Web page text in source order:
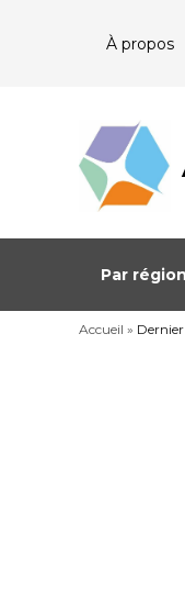
À propos
Par région
Accueil »